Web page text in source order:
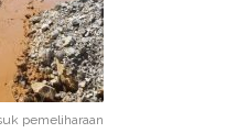
pemeliharaan